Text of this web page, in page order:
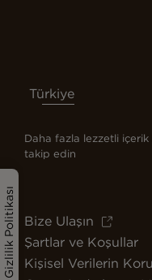
Gizlilik Politikası
Türkiye
Daha fazla lezzetli
takip edin
Bize Ulaşın
Şartlar ve Koşullar
Kişisel Verilerin